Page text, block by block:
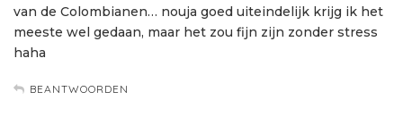
van de Colombianen… nouja goed uiteindelijk krijg ik het
meeste wel gedaan, maar het zou fijn zijn zonder stress
haha
BEANTWOORDEN